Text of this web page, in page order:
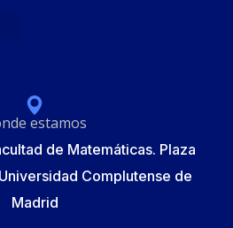
estamos
de Matemáticas. Plaza
Complutense de
Madrid